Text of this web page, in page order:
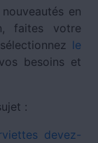
en
faites votre
le
besoins et
:
devez-